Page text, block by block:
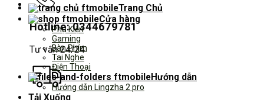
Hotline: 0344679781
Tư vấn 24/24
Trang Chủ
Cửa hàng
Phụ Kiện
Gaming
Bàn Phím
Tai Nghe
Điện Thoại
Hướng dẫn
Hướng dẫn Lingzha 2 pro
Tải Xuống